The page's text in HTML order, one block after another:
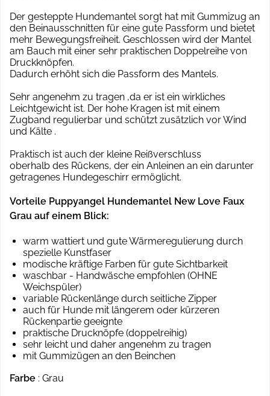
Der gesteppte Hundemantel sorgt hat mit Gummizug an
den Beinausschnitten für eine gute Passform und bietet
mehr Bewegungsfreiheit. Geschlossen wird der Mantel
am Bauch mit einer sehr praktischen Doppelreihe von
Druckknöpfen.
Dadurch erhöht sich die Passform des Mantels.
Sehr angenehm zu tragen ,da er ist ein wirkliches
Leichtgewicht ist. Der hohe Kragen ist mit einem
Zugband regulierbar und schützt zusätzlich vor Wind
und Kälte .
Praktisch ist auch der kleine Reißverschluss
oberhalb des Rückens, der ein Anleinen an ein darunter
getragenes Hundegeschirr ermöglicht.
Vorteile Puppyangel Hundemantel New Love Faux
Grau auf einem Blick:
warm wattiert und gute Wärmeregulierung durch
spezielle Kunstfaser
modische kräftige Farben für gute Sichtbarkeit
waschbar - Handwäsche empfohlen (OHNE
Weichspüler)
variable Rückenlänge durch seitliche Zipper
auch für Hunde mit längerem oder kürzeren
Rückenpartie geeignte
praktische Drucknöpfe (doppelreihig)
sehr leicht und daher angenehm zu tragen
mit Gummizügen an den Beinchen
Farbe : Grau